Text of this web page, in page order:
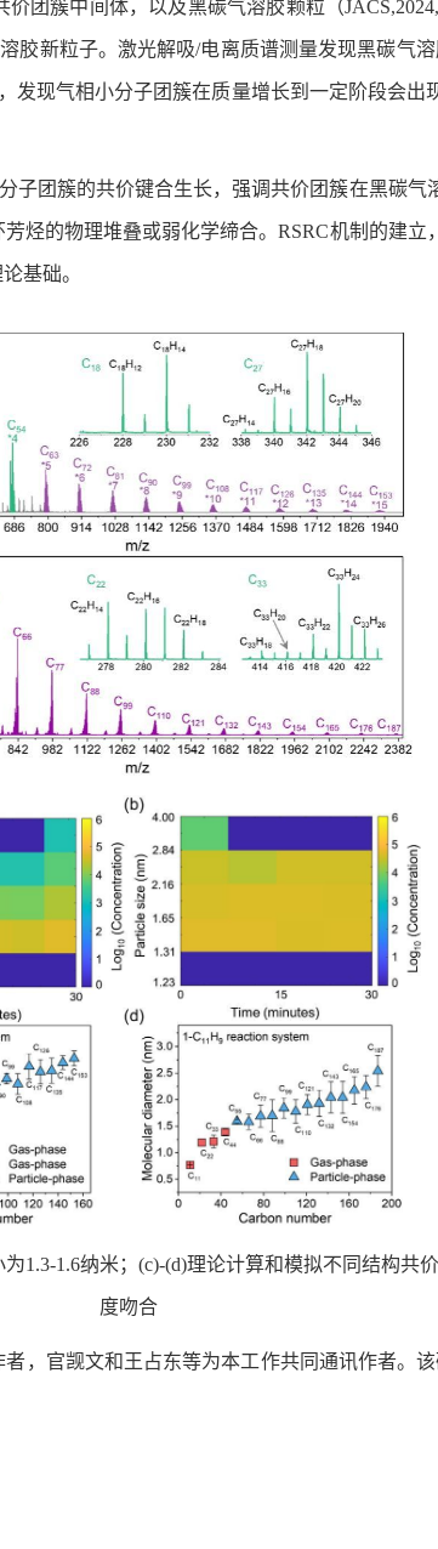
团簇中间体，以及黑碳气溶胶颗粒（
胶新粒子。激光解吸/电离质谱测量发现黑碳气
现气相小分子团簇在质量增长到一定阶段会
子团簇的共价键合生长，强调共价团簇在黑碳
的物理堆叠或弱化学缔合。RSRC机制的建立
基础。
1.3-1.6纳米；(c)-(d)理论计算和模拟不同结构
度吻合
，官觊文和王占东等为本工作共同通讯作者。